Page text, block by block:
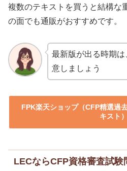
複数のテキストを買うと結構な
の面でも通販がおすすめです。
最新版が出る時期
意しましょう
FPK楽天ショップ（CFP精選過
キスト）
LECならCFP資格審査試験